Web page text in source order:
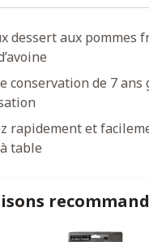
dessert aux pommes
conservation de 7 ans
rapidement et
table